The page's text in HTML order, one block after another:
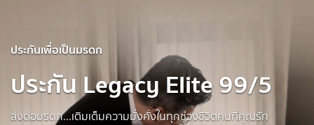
ประกันเพื่อเป็นมรดก
ประกัน Legacy Elite 99/5
ส่งต่อมรดก...เติมเต็มความมั่งคั่งในทุกช่วงชีวิตคนที่คุณรัก